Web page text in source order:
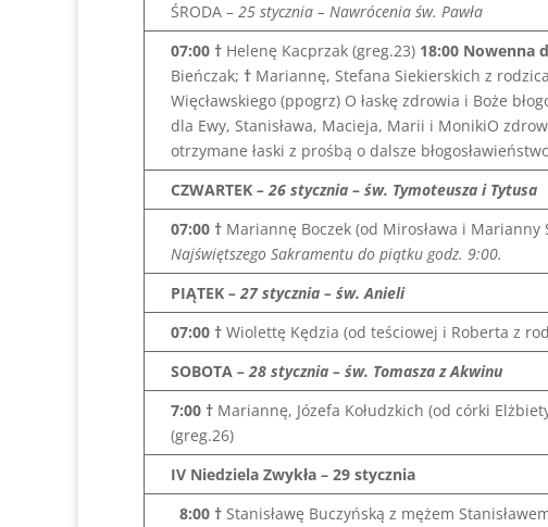
ŚRODA – 25 stycznia – Nawrócenia św. Pawła
07:00 † Helenę Kacprzak (greg.23) 18:00 Nowenna
Bieńczak; † Mariannę, Stefana Siekierskich z
Więcławskiego (ppogrz) O łaskę zdrowia i Boże
dla Ewy, Stanisława, Macieja, Marii i MonikiO
otrzymane łaski z prośbą o dalsze
CZWARTEK – 26 stycznia – św. Tymoteusza i Tytusa
07:00 † Mariannę Boczek (od Mirosława i Marianny
Najświętszego Sakramentu do piątku godz. 9:00.
PIĄTEK – 27 stycznia – św. Anieli
07:00 † Wiolettę Kędzia (od teściowej i Roberta z
SOBOTA – 28 stycznia – św. Tomasza z Akwinu
7:00 † Mariannę, Józefa Kołudzkich (od córki
(greg.26)
IV Niedziela Zwykła – 29 stycznia
8:00 † Stanisławę Buczyńską z mężem